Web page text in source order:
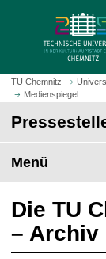
m
H
t
s
i
e
a
u
f
r
u
TU Chemnitz
Medienspiegel
Menü
Die TU
– Archiv